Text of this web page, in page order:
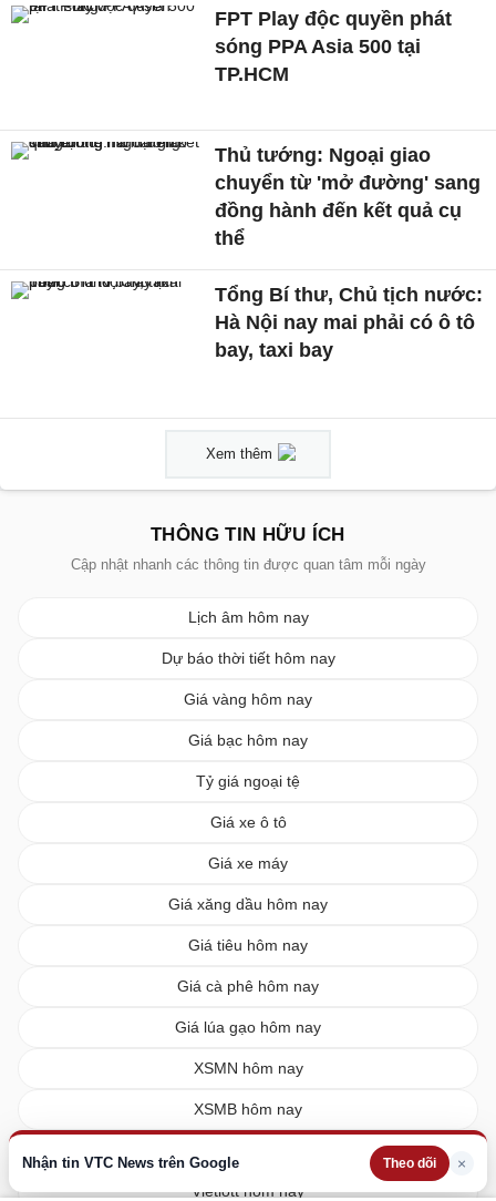
Nhận tin VTC News trên Google Theo dõi ×
FPT Play độc quyền phát
sóng PPA Asia 500 tại
TP.HCM
Thủ tướng: Ngoại giao
chuyển từ 'mở đường' sang
đồng hành đến kết quả cụ
thể
Tổng Bí thư, Chủ tịch nước:
Hà Nội nay mai phải có ô tô
bay, taxi bay
Xem thêm
THÔNG TIN HỮU ÍCH
Cập nhật nhanh các thông tin được quan tâm mỗi ngày
Lịch âm hôm nay
Dự báo thời tiết hôm nay
Giá vàng hôm nay
Giá bạc hôm nay
Tỷ giá ngoại tệ
Giá xe ô tô
Giá xe máy
Giá xăng dầu hôm nay
Giá tiêu hôm nay
Giá cà phê hôm nay
Giá lúa gạo hôm nay
XSMN hôm nay
XSMB hôm nay
Vietlott hôm nay